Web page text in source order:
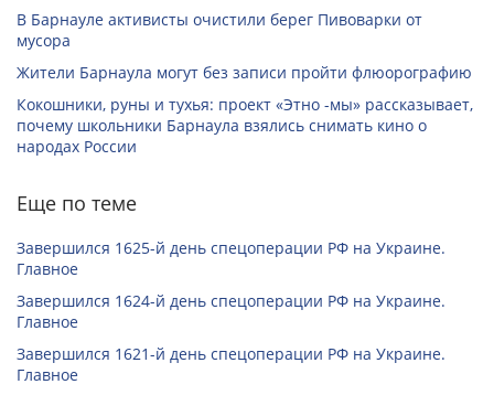
В Барнауле активисты очистили берег Пивоварки от
мусора
Жители Барнаула могут без записи пройти флюорографию
Кокошники, руны и тухья: проект «Этно -мы» рассказывает,
почему школьники Барнаула взялись снимать кино о
народах России
Еще по теме
Завершился 1625-й день спецоперации РФ на Украине.
Главное
Завершился 1624-й день спецоперации РФ на Украине.
Главное
Завершился 1621-й день спецоперации РФ на Украине.
Главное